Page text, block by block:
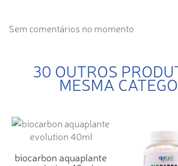
Sem comentários no momento
30 OUTROS
MESMA
biocarbon aquaplante